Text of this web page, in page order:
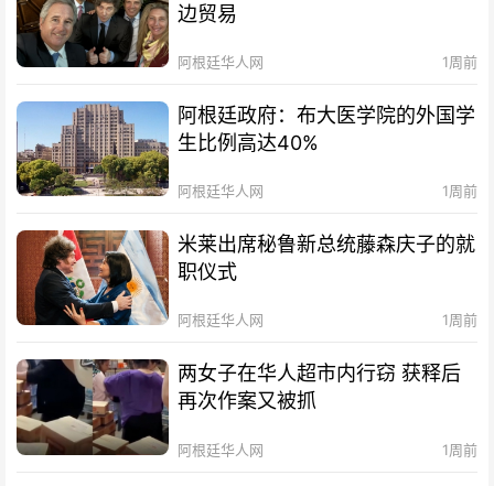
边贸易
阿根廷华人网 1周前
阿根廷政府：布大医学院的外国学
生比例高达40%
阿根廷华人网 1周前
米莱出席秘鲁新总统藤森庆子的就
职仪式
阿根廷华人网 1周前
两女子在华人超市内行窃 获释后
再次作案又被抓
阿根廷华人网 1周前